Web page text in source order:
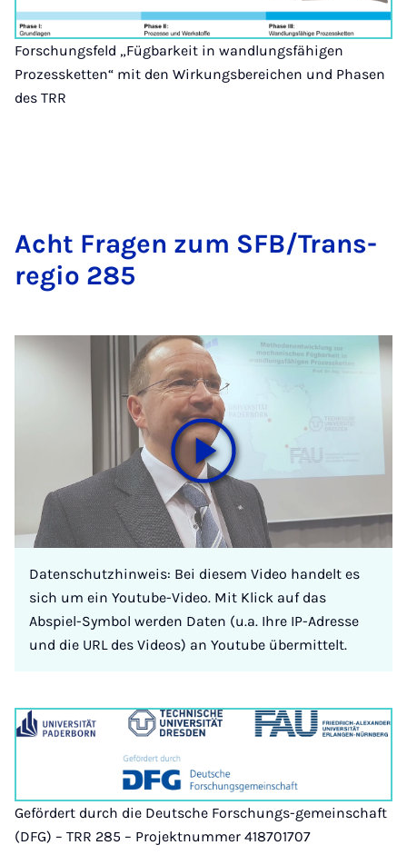
Forschungsfeld „Fügbarkeit in wandlungsfähigen
Prozessketten“ mit den Wirkungsbereichen und Phasen
des TRR
Acht Fra­­gen zum SFB/Trans­
re­­gio 285
Datenschutzhinweis: Bei diesem Video handelt es
sich um ein Youtube-Video. Mit Klick auf das
Abspiel-Symbol werden Daten (u.a. Ihre IP-Adresse
und die URL des Videos) an Youtube übermittelt.
Gefördert durch die Deutsche Forschungs-gemeinschaft
(DFG) – TRR 285 – Projektnummer 418701707